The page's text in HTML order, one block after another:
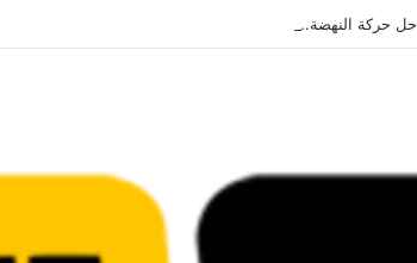
حل حركة النهضة.. و احكام قضائية في قيادات حركة النهضة بألف و400عام سجــن……